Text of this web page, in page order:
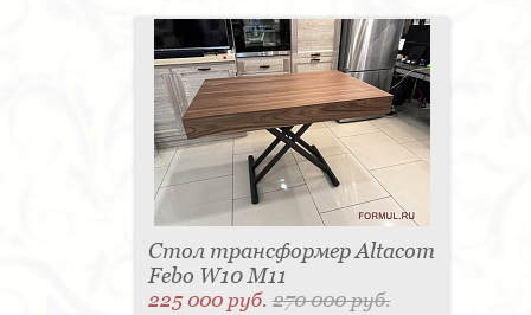
Стол трансформер Altacom
Febo W10 M11
225 000 руб.270 000 руб.